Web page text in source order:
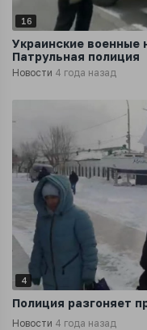
16
Украинские военные
Патрульная полиция
Новости 4 года назад
4
Полиция разгоняет
Новости 4 года назад